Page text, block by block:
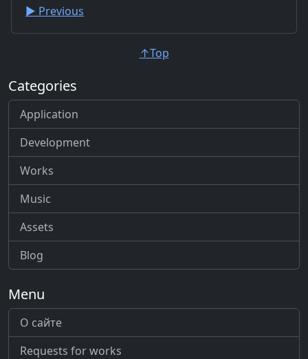
▶︎ Previous
↑Top
Categories
Application
Development
Works
Music
Assets
Blog
Menu
О сайте
Requests for works